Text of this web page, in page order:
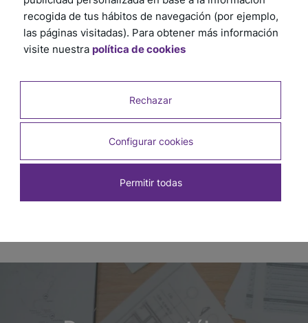
Espaciadores de Cerámicos Translúcido 2mm
x 250u
recogida de tus hábitos de navegación (por ejemplo,
las páginas visitadas). Para obtener más información
visite nuestra política de cookies
Rechazar
Configurar cookies
Permitir todas